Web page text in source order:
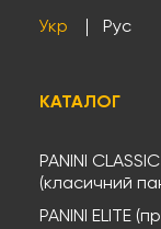
Укр Рус
КАТАЛОГ
PANINI CLASSIC
(класичний
PANINI ELITE